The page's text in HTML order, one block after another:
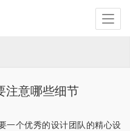
注意哪些细节
一个优秀的设计团队的精心设